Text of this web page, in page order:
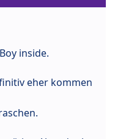
inside.
eher kommen